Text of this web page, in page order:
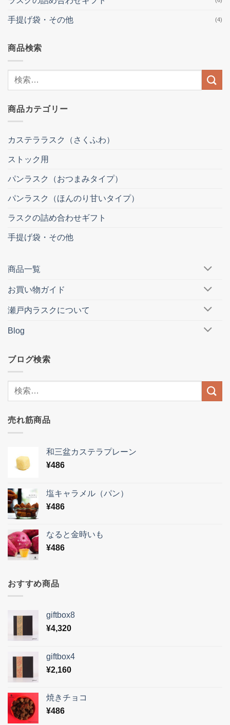
手提げ袋・その他 (4)
商品検索
果:
商品カテゴリー
カステララスク（さくふわ）
ストック用
パンラスク（おつまみタイプ）
パンラスク（ほんのり甘いタイプ）
ラスクの詰め合わせギフト
手提げ袋・その他
商品一覧
お買い物ガイド
瀬戸内ラスクについて
Blog
ブログ検索
売れ筋商品
和三盆カステラプレーン
¥486
塩キャラメル（パン）
¥486
なると金時いも
¥486
おすすめ商品
giftbox8
¥4,320
giftbox4
¥2,160
焼きチョコ
¥486